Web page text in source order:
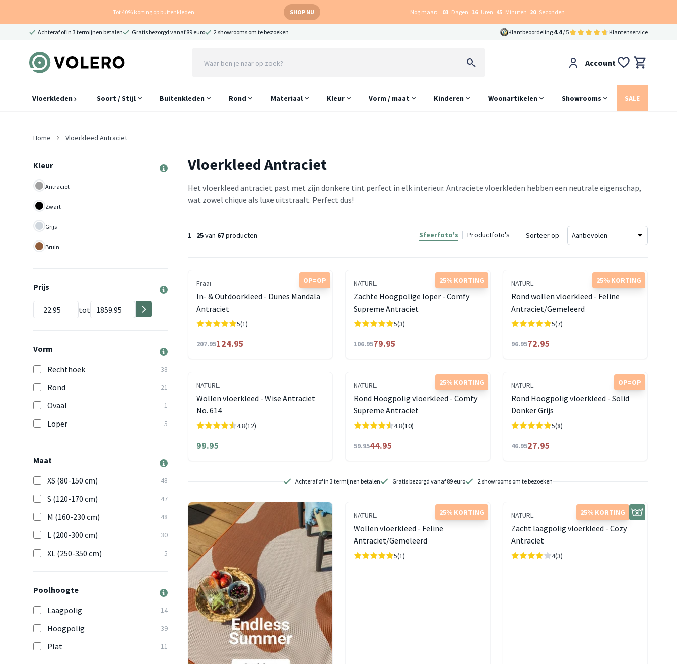
Tot 40% korting op buitenkleden SHOP NU Nog maar: 03 Dagen 16 Uren 45 Minuten 19 Seconden
Achteraf of in 3 termijnen betalen Gratis bezorgd vanaf 89 euro 2 showrooms om te bezoeken Klantbeoordeling 4.4/ 5 Klantenservice
Account
Vloerkleden Soort / Stijl Buitenkleden Rond Materiaal Kleur Vorm / maat Kinderen Woonartikelen Showrooms SALE
Home Vloerkleed Antraciet
Kleur
Antraciet
Zwart
Grijs
Bruin
Prijs
tot
Vorm
Rechthoek
38
Rond 21
Ovaal 1
Loper 5
Maat
XS (80-150 cm)
48
S (120-170 cm) 47
M (160-230 cm) 48
L (200-300 cm) 30
XL (250-350 cm) 5
Poolhoogte
Laagpolig
14
Hoogpolig 39
Plat 11
Vloerkleed Antraciet
Het vloerkleed antraciet past met zijn donkere tint perfect in elk interieur. Antraciete vloerkleden hebben een neutrale eigenschap,
wat zowel chique als luxe uitstraalt. Perfect dus!
1- 25van 67producten Sfeerfoto's Productfoto's Sorteer op
OP=OP
Fraai
In- & Outdoorkleed - Dunes Mandala
Antraciet
5(1)
207.95124.95
25% KORTING
NATURL.
Zachte Hoogpolige loper - Comfy
Supreme Antraciet
5(3)
106.9579.95
25% KORTING
NATURL.
Rond wollen vloerkleed - Feline
Antraciet/Gemeleerd
5(7)
96.9572.95
NATURL.
Wollen vloerkleed - Wise Antraciet
No. 614
4.8(12)
99.95
25% KORTING
NATURL.
Rond Hoogpolig vloerkleed - Comfy
Supreme Antraciet
4.8(10)
59.9544.95
OP=OP
NATURL.
Rond Hoogpolig vloerkleed - Solid
Donker Grijs
5(8)
46.9527.95
Achteraf of in 3 termijnen betalen Gratis bezorgd vanaf 89 euro 2 showrooms om te bezoeken
25% KORTING
NATURL.
Wollen vloerkleed - Feline
Antraciet/Gemeleerd
5(1)
25% KORTING
NATURL.
Zacht laagpolig vloerkleed - Cozy
Antraciet
4(3)